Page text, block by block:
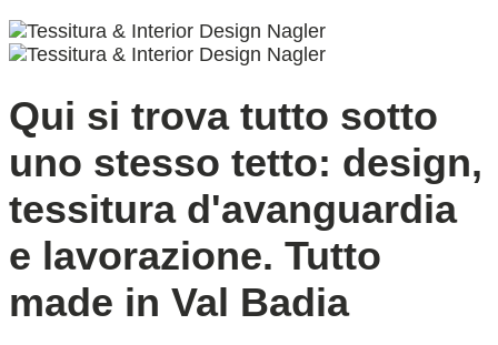
Qui si trova tutto sotto
uno stesso tetto: design,
tessitura d'avanguardia
e lavorazione. Tutto
made in Val Badia